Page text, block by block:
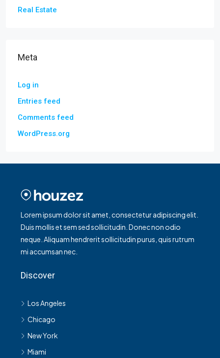
Real Estate
Meta
Log in
Entries feed
Comments feed
WordPress.org
Lorem ipsum dolor sit amet, consectetur adipiscing elit.
Duis mollis et sem sed sollicitudin. Donec non odio
neque. Aliquam hendrerit sollicitudin purus, quis rutrum
mi accumsan nec.
Discover
Los Angeles
Chicago
New York
Miami